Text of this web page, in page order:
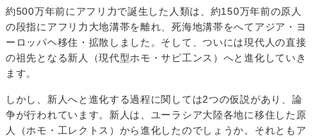
約500万年前にアフリ力で誕生した人類は、約150万年前の原人
の段指にアフリ力大地溝帯を離れ、死海地溝帯をへてアジア・ヨ
ーロッパヘ移住・拡散しました。そして、ついには現代人の直接
の祖先となる新人（現代型ホモ・サピ工ンス）へと進化していき
ます。
しかし、新人へと進化する過程に関しては2つの仮説があり、論
争が行われています。新人は、ユーラシア大陸各地に移住した原
人（ホモ・工レクトス）から進化したのでしょうか。それともア